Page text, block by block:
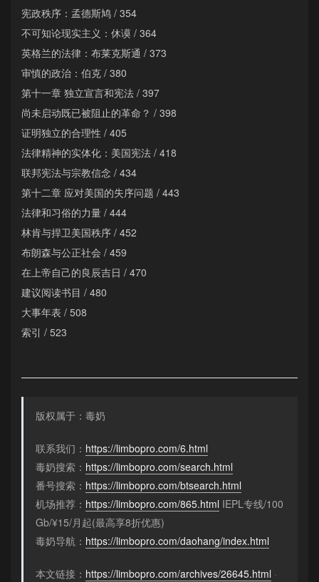
宪政秩序：孟德斯鸠 / 354
不可知论现实主义：休谟 / 364
英格兰的法律：布莱克斯通 / 373
审慎的政治：伯克 / 380
第十一章 独立宣言和宪法 / 397
尚未启动既已被阻止的革命？ / 398
证明独立的合理性 / 405
法律精神的实体化：美国宪法 / 418
联邦宪法与宗教信念 / 434
第十二章 应对美国的失序问题 / 443
法律和习俗的力量 / 444
林肯与捍卫美国秩序 / 452
布朗森与公正社会 / 459
在上帝自己的良辰吉日 / 470
建议阅读书目 / 480
大事年表 / 508
索引 / 523
版权属于：毒奶
联系我们： https://limbopro.com/6.html
毒奶搜索： https://limbopro.com/search.html
番号搜索： https://limbopro.com/btsearch.html
机场推荐： https://limbopro.com/865.html IEPL专线/100
Gb/¥15/月起(最高享8折优惠)
毒奶导航： https://limbopro.com/daohang/index.html
本文链接： https://limbopro.com/archives/26645.html ·